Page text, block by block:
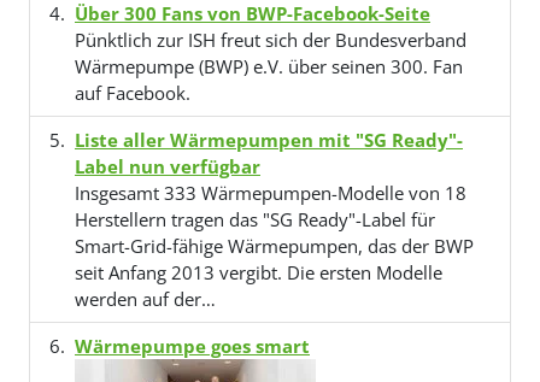
Über 300 Fans von BWP-Facebook-Seite
Pünktlich zur ISH freut sich der Bundesverband
Wärmepumpe (BWP) e.V. über seinen 300. Fan
auf Facebook.
Liste aller Wärmepumpen mit "SG Ready"-
Label nun verfügbar
Insgesamt 333 Wärmepumpen-Modelle von 18
Herstellern tragen das "SG Ready"-Label für
Smart-Grid-fähige Wärmepumpen, das der BWP
seit Anfang 2013 vergibt. Die ersten Modelle
werden auf der…
Wärmepumpe goes smart